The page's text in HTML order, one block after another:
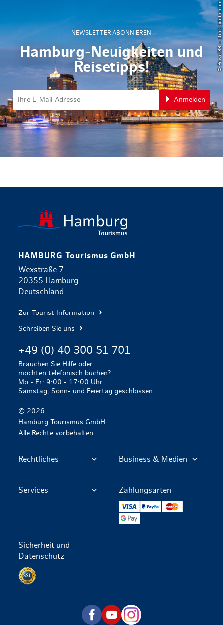
NEWSLETTER ABONNIEREN
Hamburg-Neuigkeiten und
Reisetipps!
Anmelden
© Powell83 – stock.adobe.com
HAMBURG Tourismus GmbH
Wexstraße 7
20355 Hamburg
Deutschland
Zur Tourist Information
Schreiben Sie uns
+49 (0) 40 300 51 701
Brauchen Sie Hilfe oder
möchten telefonisch buchen?
Mo - Fr: 9:00 - 17:00 Uhr
Samstag, Sonn- und Feiertag geschlossen
© 2026
Hamburg Tourismus GmbH
Alle Rechte vorbehalten
Rechtliches Business & Medien
Services Zahlungsarten
VISA PayPal
Sicherheit und
Datenschutz